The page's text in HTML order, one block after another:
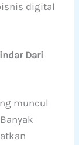
digital
Dari
muncul